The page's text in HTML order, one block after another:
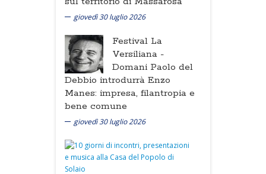
giovedì 30 luglio 2026
Festival La
Versiliana -
Domani Paolo del
Debbio introdurrà Enzo
Manes: impresa, filantropia e
bene comune
giovedì 30 luglio 2026